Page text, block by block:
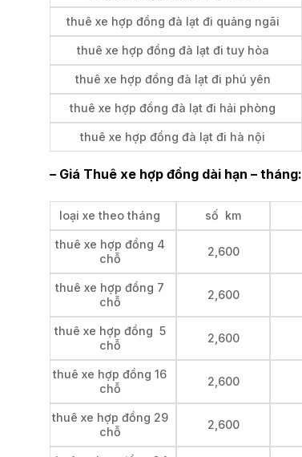
thuê xe hợp đồng đà lạt đi quảng ngãi
thuê xe hợp đồng đà lạt đi tuy hòa
thuê xe hợp đồng đà lạt đi phú yên
thuê xe hợp đồng đà lạt đi hải phòng
thuê xe hợp đồng đà lạt đi hà nội
– Giá Thuê xe hợp đồng dài hạn – tháng:
loại xe theo tháng số km
thuê xe hợp đồng 4
chỗ
2,600
thuê xe hợp đồng 7
chỗ
2,600
thuê xe hợp đồng 5
chỗ
2,600
thuê xe hợp đồng 16
chỗ
2,600
thuê xe hợp đồng 29
chỗ
2,600